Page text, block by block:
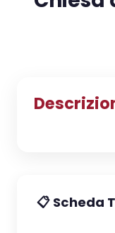
🤝 Complici
📋 Scheda